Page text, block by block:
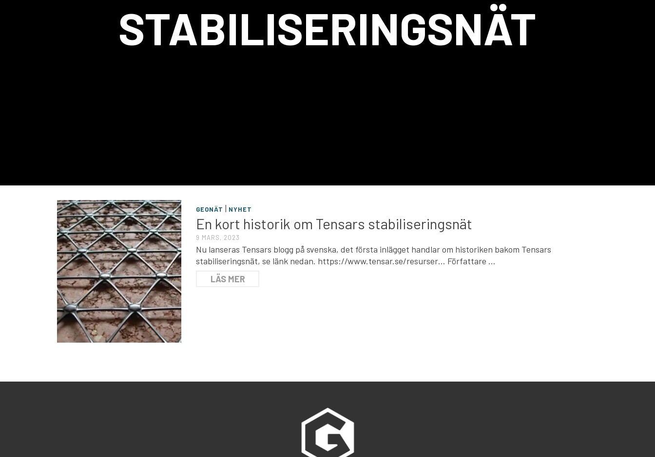
STABILISERINGSNÄT
GEONÄT | NYHET
En kort historik om Tensars stabiliseringsnät
9 MARS, 2023
Nu lanseras Tensars blogg på svenska, det första inlägget handlar om historiken bakom Tensars
stabiliseringsnät, se länk nedan. https://www.tensar.se/resurser… Författare …
LÄS MER